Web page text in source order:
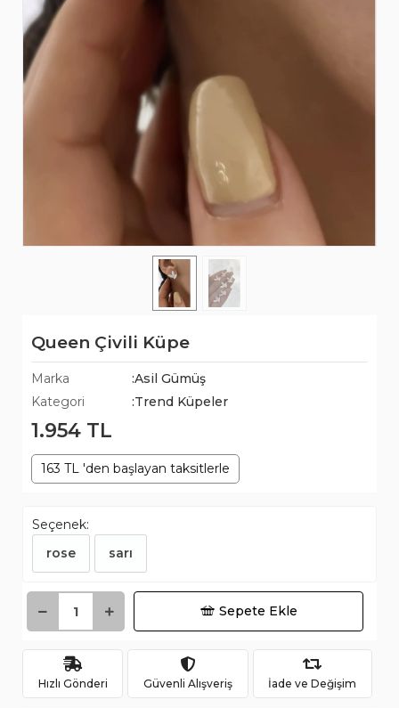
Queen Çivili Küpe
Marka
:Asil Gümüş
Kategori
:Trend Küpeler
1.954 TL
163 TL 'den başlayan taksitlerle
Seçenek:
rose
sarı
Sepete Ekle
Hızlı Gönderi Güvenli Alışveriş İade ve Değişim